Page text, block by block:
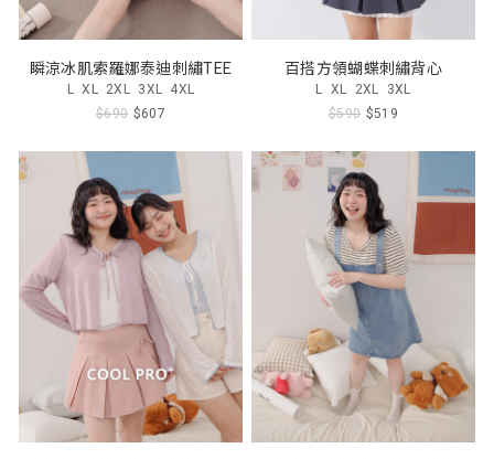
瞬涼冰肌索羅娜泰迪刺繡TEE
L XL 2XL 3XL 4XL
$690 $607
百搭方領蝴蝶刺繡背心
L XL 2XL 3XL
$590 $519